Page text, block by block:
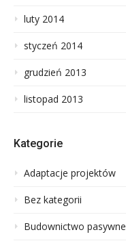
luty 2014
styczeń 2014
grudzień 2013
listopad 2013
Kategorie
Adaptacje projektów
Bez kategorii
Budownictwo pasywne